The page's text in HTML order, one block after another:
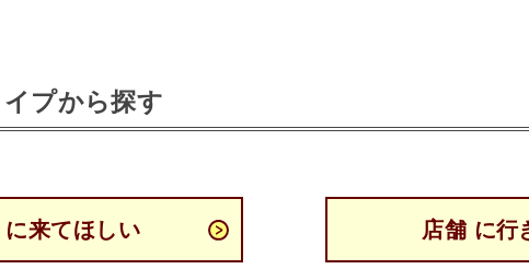
プから探す
に来てほしい 店舗 に行